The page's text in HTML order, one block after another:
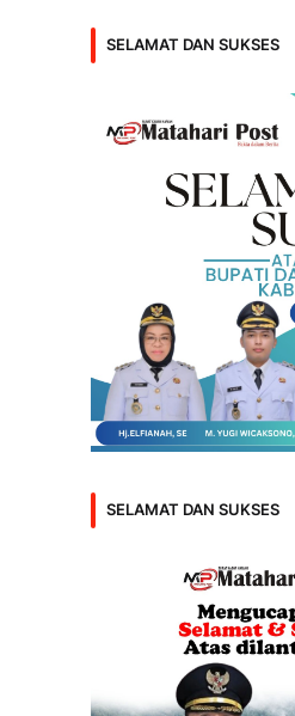
SELAMAT DAN SUKSES
SELAMAT DAN SUKSES